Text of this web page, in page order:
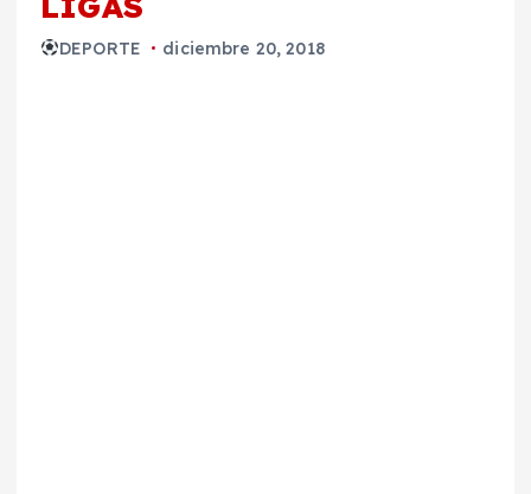
DEPORTE diciembre 20, 2018